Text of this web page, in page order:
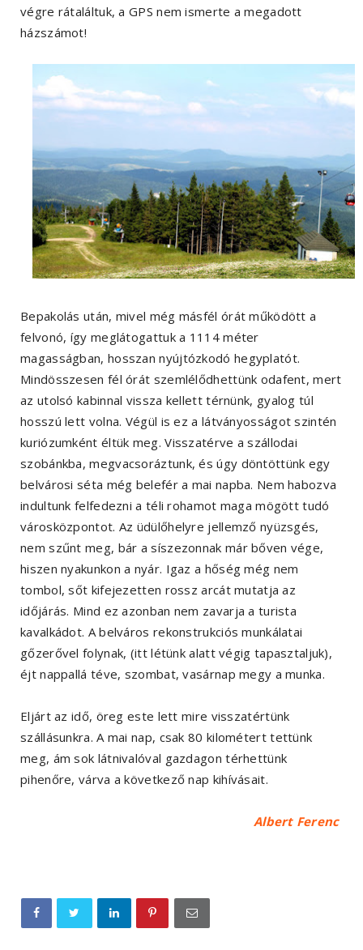
végre rátaláltuk, a GPS nem ismerte a megadott
házszámot!
Bepakolás után, mivel még másfél órát működött a
felvonó, így meglátogattuk a 1114 méter
magasságban, hosszan nyújtózkodó hegyplatót.
Mindösszesen fél órát szemlélődhettünk odafent, mert
az utolsó kabinnal vissza kellett térnünk, gyalog túl
hosszú lett volna. Végül is ez a látványosságot szintén
kuriózumként éltük meg. Visszatérve a szállodai
szobánkba, megvacsoráztunk, és úgy döntöttünk egy
belvárosi séta még belefér a mai napba. Nem habozva
indultunk felfedezni a téli rohamot maga mögött tudó
városközpontot. Az üdülőhelyre jellemző nyüzsgés,
nem szűnt meg, bár a síszezonnak már bőven vége,
hiszen nyakunkon a nyár. Igaz a hőség még nem
tombol, sőt kifejezetten rossz arcát mutatja az
időjárás. Mind ez azonban nem zavarja a turista
kavalkádot. A belváros rekonstrukciós munkálatai
gőzerővel folynak, (itt létünk alatt végig tapasztaljuk),
éjt nappallá téve, szombat, vasárnap megy a munka.
Eljárt az idő, öreg este lett mire visszatértünk
szállásunkra. A mai nap, csak 80 kilométert tettünk
meg, ám sok látnivalóval gazdagon térhettünk
pihenőre, várva a következő nap kihívásait.
Albert Ferenc